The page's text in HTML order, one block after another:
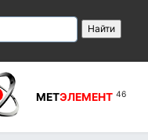
МЕТЭЛЕМЕНТ 46